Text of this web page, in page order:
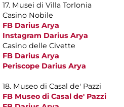
17. Musei di Villa Torlonia
Casino Nobile
FB Darius Arya
Instagram Darius Arya
Casino delle Civette
FB Darius Arya
Periscope Darius Arya
18. Museo di Casal de' Pazzi
FB Museo di Casal de' Pazzi